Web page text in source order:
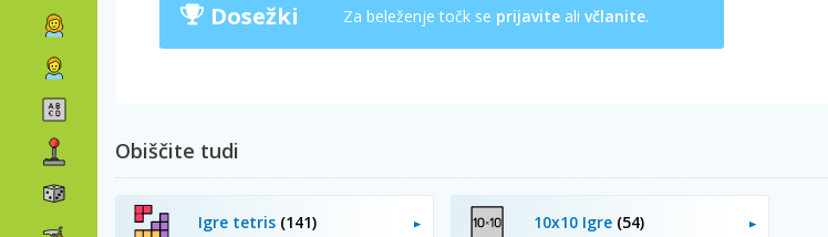
Dosežki Za beleženje točk se prijavite ali včlanite.
Obiščite tudi
Igre tetris (141) 10x10 Igre (54)